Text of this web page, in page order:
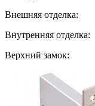
Внешняя отделка:
Внутренняя отделка:
Верхний замок: